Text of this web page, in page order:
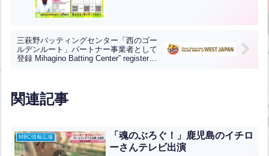
三萩野バッティングセンター「西のゴー
ルデンルート」パートナー事業者として
登録 Mihagino Batting Center” registered
関連記事
MBC情報広場
「魂のぶろぐ！」鹿児島のイチロ
ーさんテレビ出演